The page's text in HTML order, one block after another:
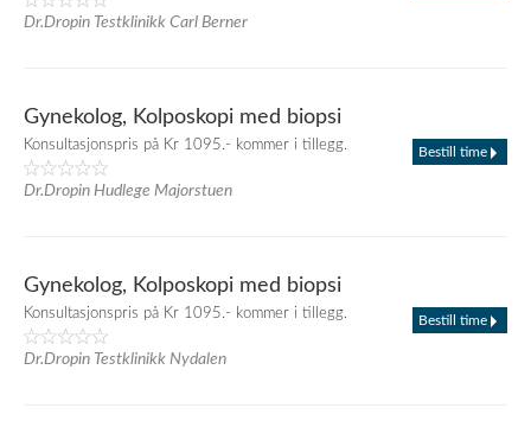
Dr.Dropin Testklinikk Carl Berner
Gynekolog, Kolposkopi med biopsi
Konsultasjonspris på Kr 1095.- kommer i tillegg.
Dr.Dropin Hudlege Majorstuen
Bestill time
Gynekolog, Kolposkopi med biopsi
Konsultasjonspris på Kr 1095.- kommer i tillegg.
Dr.Dropin Testklinikk Nydalen
Bestill time